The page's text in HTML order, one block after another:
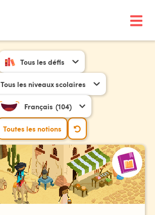
Tous les défis
Tous les niveaux scolaires
Français (104)
Toutes les notions